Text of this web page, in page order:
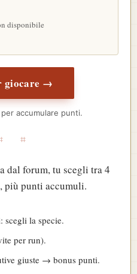
disponibile
giocare →
per accumulare punti.
⌗
dal forum, tu scegli tra 4
più punti accumuli.
scegli la specie.
per run).
giuste → bonus punti.